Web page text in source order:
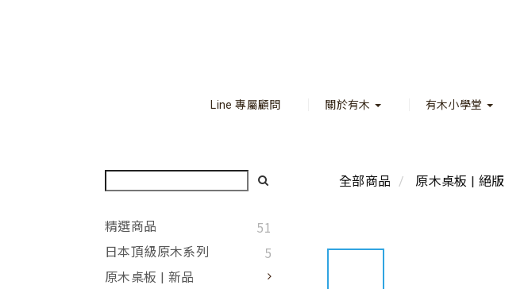
Line 專屬顧問 關於有木 有木小學堂
精選商品 51
日本頂級原木系列 5
原木桌板 | 新品
全部商品 原木桌板 | 絕版